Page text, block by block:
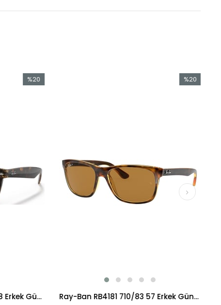
Ray-Ban RB2132 902/58 58 Erkek Güneş Gözlüğü
%20
Ray-Ban RB4181 710/83 57 Erkek Güneş Gözlüğü
%20